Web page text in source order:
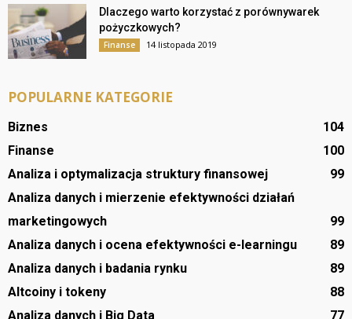
Dlaczego warto korzystać z porównywarek
pożyczkowych?
Finanse 14 listopada 2019
POPULARNE KATEGORIE
Biznes
104
Finanse
100
Analiza i optymalizacja struktury finansowej
99
Analiza danych i mierzenie efektywności działań
marketingowych
99
Analiza danych i ocena efektywności e-learningu
89
Analiza danych i badania rynku
89
Altcoiny i tokeny
88
Analiza danych i Big Data
77